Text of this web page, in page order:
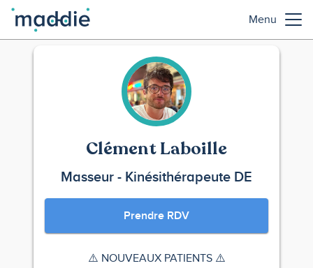
Menu
Clément Laboille
Masseur - Kinésithérapeute DE
Prendre RDV
⚠️ NOUVEAUX PATIENTS ⚠️